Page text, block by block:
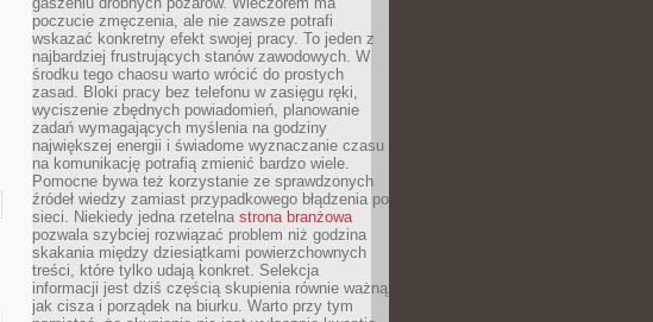
poczucie zmęczenia, ale nie zawsze potrafi
wskazać konkretny efekt swojej pracy. To jeden z
najbardziej frustrujących stanów zawodowych. W
środku tego chaosu warto wrócić do prostych
zasad. Bloki pracy bez telefonu w zasięgu ręki,
wyciszenie zbędnych powiadomień, planowanie
zadań wymagających myślenia na godziny
największej energii i świadome wyznaczanie czasu
na komunikację potrafią zmienić bardzo wiele.
Pomocne bywa też korzystanie ze sprawdzonych
źródeł wiedzy zamiast przypadkowego błądzenia po
sieci. Niekiedy jedna rzetelna strona branżowa
pozwala szybciej rozwiązać problem niż godzina
skakania między dziesiątkami powierzchownych
treści, które tylko udają konkret. Selekcja
informacji jest dziś częścią skupienia równie ważną
jak cisza i porządek na biurku. Warto przy tym